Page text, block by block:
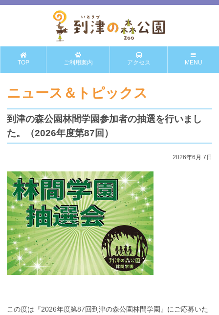
TOP ご利用案内 アクセス MENU
ニュース＆トピックス
到津の森公園林間学園参加者の抽選を行いまし
た。（2026年度第87回）
2026年6月 7日
この度は『2026年度第87回到津の森公園林間学園』にご応募いた